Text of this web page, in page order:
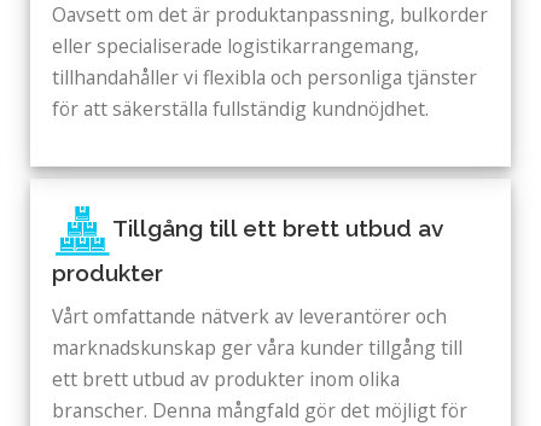
Oavsett om det är produktanpassning, bulkorder
eller specialiserade logistikarrangemang,
tillhandahåller vi flexibla och personliga tjänster
för att säkerställa fullständig kundnöjdhet.
Tillgång till ett brett utbud av
produkter
Vårt omfattande nätverk av leverantörer och
marknadskunskap ger våra kunder tillgång till
ett brett utbud av produkter inom olika
branscher. Denna mångfald gör det möjligt för